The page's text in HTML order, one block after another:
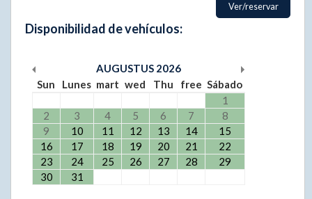
Ver/reservar
Disponibilidad de vehículos:
AUGUSTUS 2026
Sun
Lunes mart wed Thu free Sábado
1
2
3 4 5 6 7
8
9
10 11 12 13 14
15
16
17 18 19 20 21
22
23
24 25 26 27 28
29
30
31